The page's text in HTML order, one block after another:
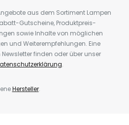
aus dem Sortiment Lampen
Gutscheine, Produktpreis-
sowie Inhalte von möglichen
und Weiterempfehlungen. Eine
finden oder über unser
.
Hersteller.